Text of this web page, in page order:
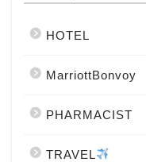
HOTEL
MarriottBonvoy
PHARMACIST
TRAVEL